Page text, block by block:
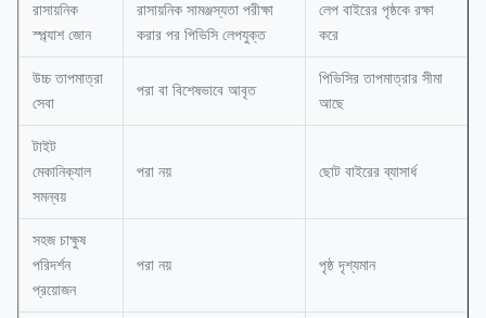
রাসায়নিক
স্প্ল্যাশ জোন
রাসায়নিক সামঞ্জস্যতা পরীক্ষা
করার পর পিভিসি লেপযুক্ত
লেপ বাইরের পৃষ্ঠকে রক্ষা
করে
উচ্চ তাপমাত্রা
সেবা
পরা বা বিশেষভাবে আবৃত
পিভিসির তাপমাত্রার সীমা
আছে
টাইট
মেকানিক্যাল
সমন্বয়
পরা নয় ছোট বাইরের ব্যাসার্ধ
সহজ চাক্ষুষ
পরিদর্শন
প্রয়োজন
পরা নয় পৃষ্ঠ দৃশ্যমান